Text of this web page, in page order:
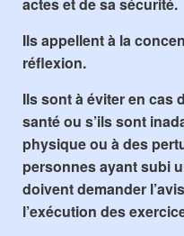
actes et de sa sécurité.
Ils appellent à la
réflexion.
Ils sont à éviter en cas
santé ou s’ils sont
physique ou à des
personnes ayant subi
doivent demander
l’exécution des